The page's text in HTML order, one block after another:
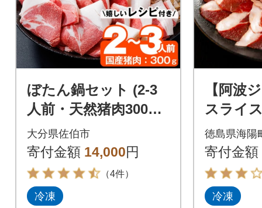
ぼたん鍋セット (2-3
人前・天然猪肉300g
+特製味噌味猪骨スー
プ500cc)
大分県佐伯市
寄付金額 14,000円
（4件）
冷凍
【阿波
スライ
徳島県海陽
寄付金額
冷凍